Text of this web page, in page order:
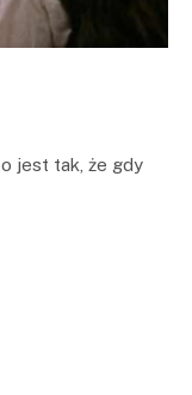
jest tak, że gdy